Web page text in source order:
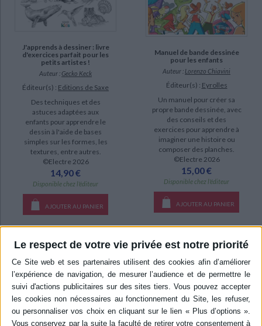
Le respect de votre vie privée est notre priorité
J'apprends à dessiner : livre
d'exercices parfait pour les
petits artistes !
Auteur : Gecko Keck
Éditeur(s) : Editions de Saxe
Des techniques et des
astuces adaptées aux
enfants pour apprendre le
dessin à l'aide de bases
simples sur les formes, les
textures, entre autres.
©Electre 2026
14,90 €
Disponible chez l'éditeur
AJOUTER AU PANIER
Manuel de bande dessinée
pour les enfants
Auteur : Lorenzo Chiavini
Éditeur(s) : Eyrolles
Un manuel pour créer sa
propre bande dessinée, avec
des conseils et des
exercices pour apprendre à
imaginer une histoire ou
composer des planches.
©Electre 2026
15,00 €
Disponible chez l'éditeur
AJOUTER AU PANIER